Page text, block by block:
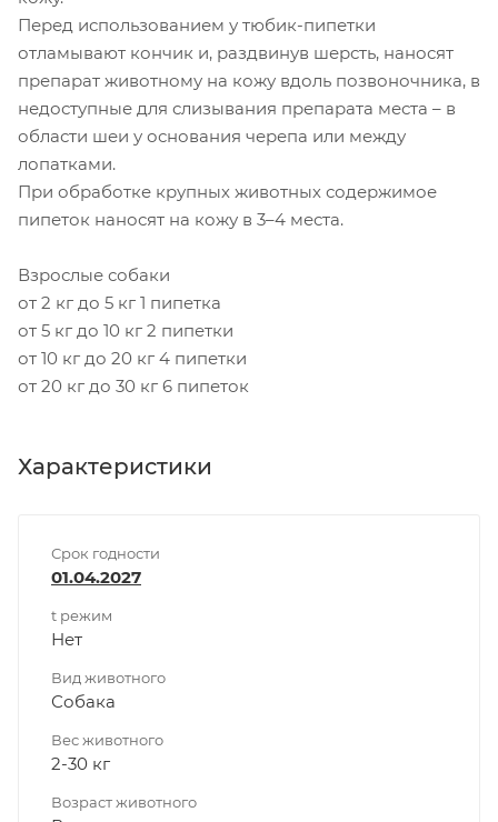
Перед использованием у тюбик-пипетки
отламывают кончик и, раздвинув шерсть, наносят
препарат животному на кожу вдоль позвоночника, в
недоступные для слизывания препарата места – в
области шеи у основания черепа или между
лопатками.
При обработке крупных животных содержимое
пипеток наносят на кожу в 3–4 места.
Взрослые собаки
от 2 кг до 5 кг 1 пипетка
от 5 кг до 10 кг 2 пипетки
от 10 кг до 20 кг 4 пипетки
от 20 кг до 30 кг 6 пипеток
Характеристики
Срок годности
01.04.2027
t режим
Нет
Вид животного
Собака
Вес животного
2-30 кг
Возраст животного